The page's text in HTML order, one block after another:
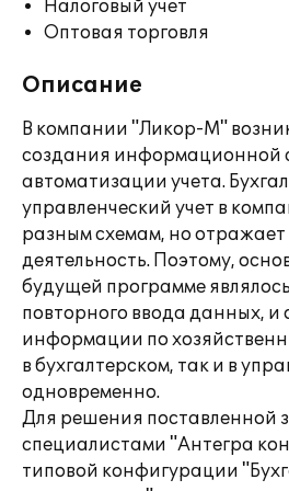
Налоговый учет
Оптовая торговля
Описание
В компании "Ликор-М"
создания информационной
автоматизации учета.
управленческий учет в
разным схемам, но отражает
деятельность. Поэтому,
будущей программе
повторного ввода данных,
информации по
в бухгалтерском, так и в
одновременно.
Для решения поставленной
специалистами "Антегра
типовой конфигурации